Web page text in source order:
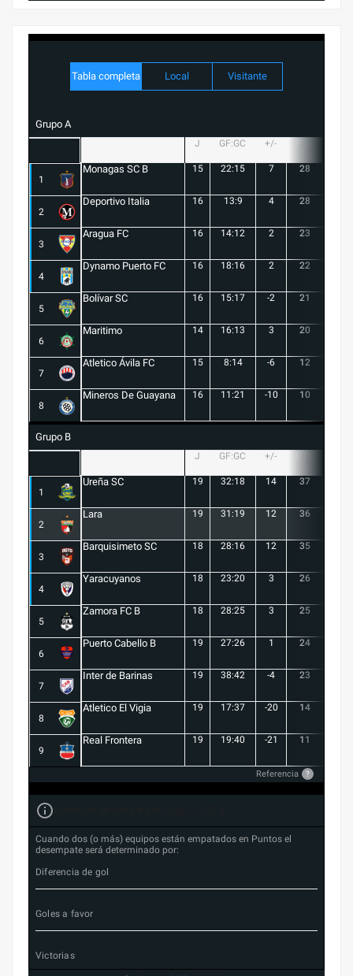
Tabla completa Local Visitante
Grupo A
J GF:GC +/-
1
Monagas SC B 15 22:15 7 28
2
Deportivo Italia 16 13:9 4 28
3
Aragua FC 16 14:12 2 23
4
Dynamo Puerto FC 16 18:16 2 22
5
Bolívar SC 16 15:17 -2 21
6
Maritimo 14 16:13 3 20
7
Atletico Ávila FC 15 8:14 -6 12
8
Mineros De Guayana 16 11:21 -10 10
Grupo B
J GF:GC +/-
1
Ureña SC 19 32:18 14 37
2
Lara 19 31:19 12 36
3
Barquisimeto SC 18 28:16 12 35
4
Yaracuyanos 18 23:20 3 26
5
Zamora FC B 18 28:25 3 25
6
Puerto Cabello B 19 27:26 1 24
7
Inter de Barinas 19 38:42 -4 23
8
Atletico El Vigia 19 17:37 -20 14
9
Real Frontera 19 19:40 -21 11
Referencia ?
Cuando dos (o más) equipos están empatados en Puntos el
desempate será determinado por:
Diferencia de gol
Goles a favor
Victorias